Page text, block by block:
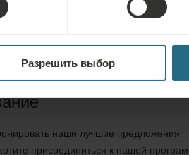
Разрешить выбор
наши лучшие предложения
присоединиться к нашей